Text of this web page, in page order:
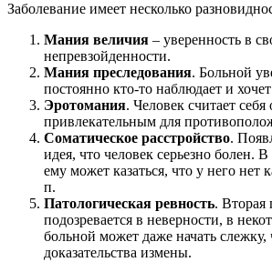
Заболевание имеет несколько
Мания величия – уверенность в
непревзойденности.
Мания преследования. Больной
постоянно кто-то наблюдает и
Эротомания. Человек считает себя
привлекательным для
Соматическое расстройство.
идея, что человек серьезно болен.
ему может казаться, что у него нет
п.
Патологическая ревность. Вторая
подозревается в неверности, в
больной может даже начать
доказательства измены.